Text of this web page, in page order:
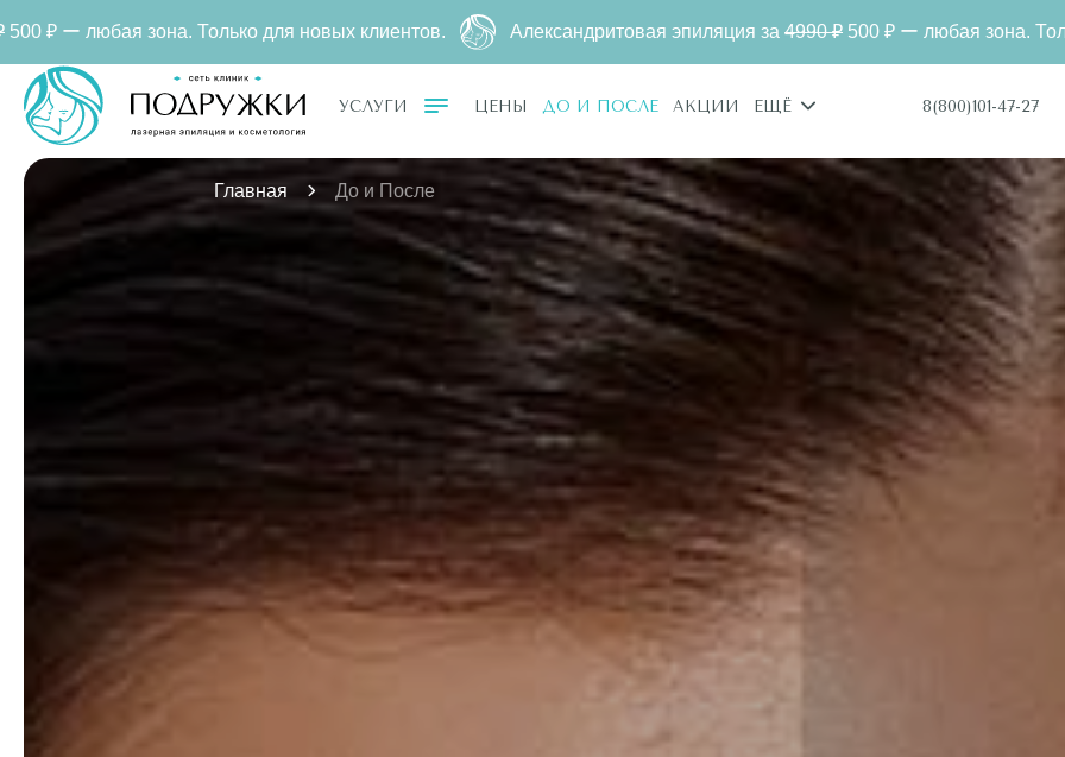
УСЛУГИ ЦЕНЫ ДО И ПОСЛЕ АКЦИИ ЕЩЁ 8(800)101-47-27
Главная До и После
для новых клиентов. Александритовая эпиляция за4990 ₽500 ₽ ー любая зона. Только для новых